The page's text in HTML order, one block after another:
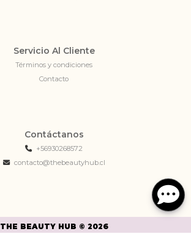
Servicio Al Cliente
Términos y condiciones
Contacto
Contáctanos
+56930268572
contacto@thebeautyhub.cl
THE BEAUTY HUB © 2026